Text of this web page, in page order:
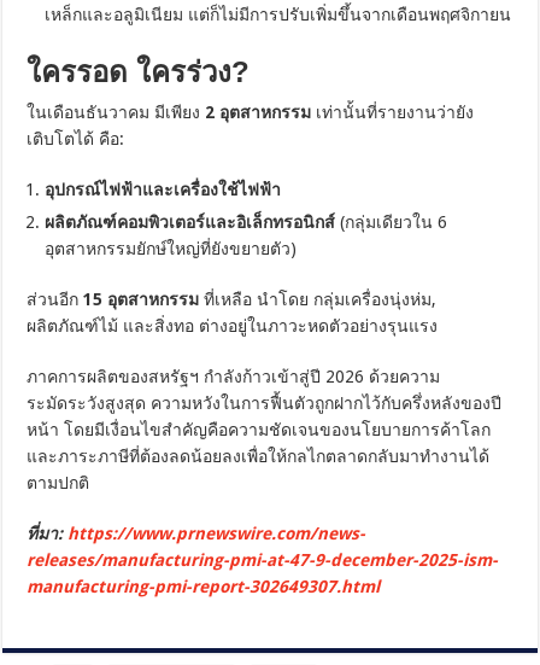
เหล็กและอลูมิเนียม แต่ก็ไม่มีการปรับเพิ่มขึ้นจากเดือนพฤศจิกายน
ใครรอด ใครร่วง?
ในเดือนธันวาคม มีเพียง 2 อุตสาหกรรม เท่านั้นที่รายงานว่ายัง
เติบโตได้ คือ:
อุปกรณ์ไฟฟ้าและเครื่องใช้ไฟฟ้า
ผลิตภัณฑ์คอมพิวเตอร์และอิเล็กทรอนิกส์ (กลุ่มเดียวใน 6
อุตสาหกรรมยักษ์ใหญ่ที่ยังขยายตัว)
ส่วนอีก15 อุตสาหกรรม ที่เหลือ นำโดย กลุ่มเครื่องนุ่งห่ม,
ผลิตภัณฑ์ไม้ และสิ่งทอ ต่างอยู่ในภาวะหดตัวอย่างรุนแรง
ภาคการผลิตของสหรัฐฯ กำลังก้าวเข้าสู่ปี 2026 ด้วยความ
ระมัดระวังสูงสุด ความหวังในการฟื้นตัวถูกฝากไว้กับครึ่งหลังของปี
หน้า โดยมีเงื่อนไขสำคัญคือความชัดเจนของนโยบายการค้าโลก
และภาระภาษีที่ต้องลดน้อยลงเพื่อให้กลไกตลาดกลับมาทำงานได้
ตามปกติ
ที่มา: https://www.prnewswire.com/news-
releases/manufacturing-pmi-at-47-9-december-2025-ism-
manufacturing-pmi-report-302649307.html